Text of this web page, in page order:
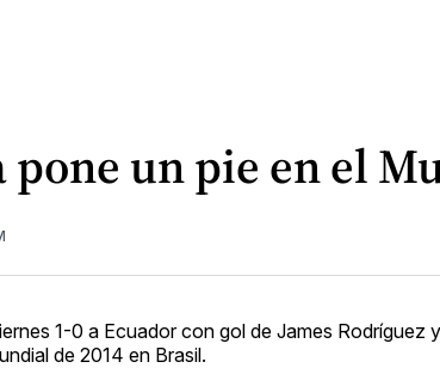
un pie en el
1-0 a Ecuador con gol de James
de 2014 en Brasil.